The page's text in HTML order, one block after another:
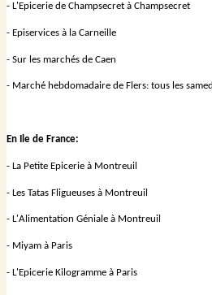
en bordures de forêt et en
passion, nous accueillons
et en Seine et Marne).
- L'Epicerie de Champsecret à Champsecret
- Episervices à la Carneille
- Sur les marchés de Caen
- Marché hebdomadaire de Flers: tous les
En Ile de France:
- La Petite Epicerie à Montreuil
- Les Tatas Fligueuses à Montreuil
- L'Alimentation Géniale à Montreuil
- Miyam à Paris
- L'Epicerie Kilogramme à Paris